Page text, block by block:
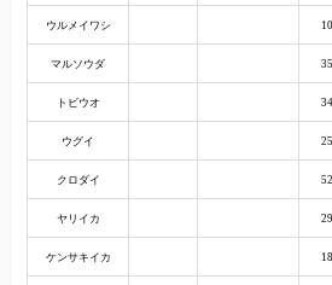
ウルメイワシ
マルソウダ
トビウオ
ウグイ
クロダイ
ヤリイカ
ケンサキイカ